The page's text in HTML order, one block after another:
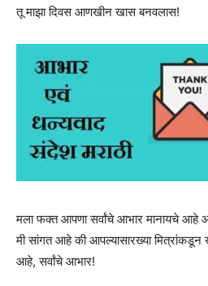
तू माझा दिवस आणखीन खास बनवलास!
मला फक्त आपणा सर्वांचे आभार मानायचे आहे
मी सांगत आहे की आपल्यासारख्या
आहे, सर्वांचे आभार!